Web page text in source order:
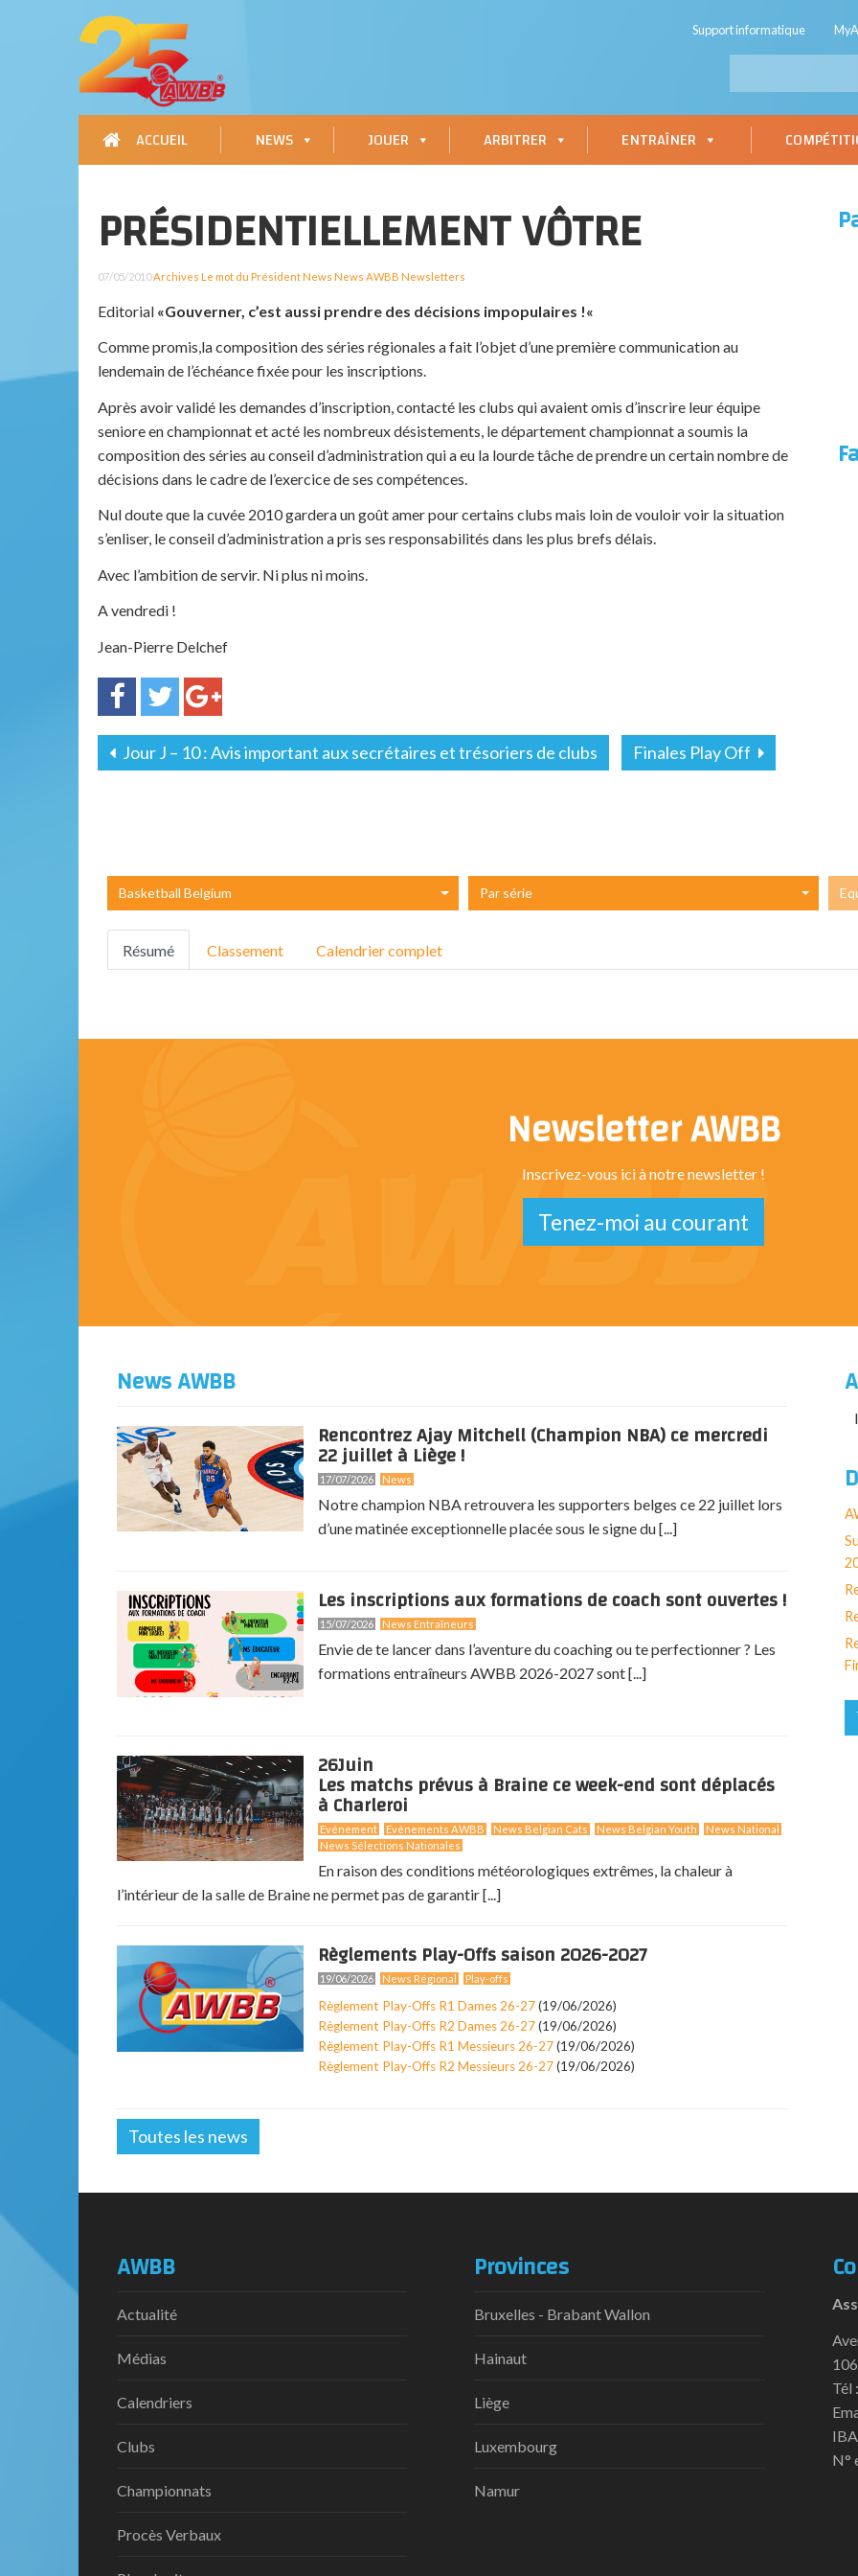
Support informatique
ACCUEIL NEWS JOUER ARBITRER ENTRAÎNER
PRÉSIDENTIELLEMENT VÔTRE
07/05/2010 Archives Le mot du PrésidentNews News AWBB Newsletters
Editorial «Gouverner, c’est aussi prendre des décisions impopulaires !«
Comme promis,la composition des séries régionales a fait l’objet d’une première communication au
lendemain de l’échéance fixée pour les inscriptions.
Après avoir validé les demandes d’inscription, contacté les clubs qui avaient omis d’inscrire leur équipe
seniore en championnat et acté les nombreux désistements, le département championnat a soumis la
composition des séries au conseil d’administration qui a eu la lourde tâche de prendre un certain nombre de
décisions dans le cadre de l’exercice de ses compétences.
Nul doute que la cuvée 2010 gardera un goût amer pour certains clubs mais loin de vouloir voir la situation
s’enliser, le conseil d’administration a pris ses responsabilités dans les plus brefs délais.
Avec l’ambition de servir. Ni plus ni moins.
A vendredi !
Jean-Pierre Delchef
Jour J – 10 : Avis important aux secrétaires et trésoriers de clubs Finales Play Off
Basketball Belgium Par série
Résumé Classement Calendrier complet
Newsletter AWBB
Inscrivez-vous ici à notre newsletter !
Tenez-moi au courant
News AWBB
Rencontrez Ajay Mitchell (Champion NBA) ce mercredi
22 juillet à Liège !
17/07/2026 News
Notre champion NBA retrouvera les supporters belges ce 22 juillet lors
d’une matinée exceptionnelle placée sous le signe du [...]
Les inscriptions aux formations de coach sont ouvertes !
15/07/2026 News Entraîneurs
Envie de te lancer dans l’aventure du coaching ou te perfectionner ? Les
formations entraîneurs AWBB 2026-2027 sont [...]
26Juin
Les matchs prévus à Braine ce week-end sont déplacés
à Charleroi
Evénement Evénements AWBB News Belgian Cats News Belgian Youth
News National
News Sélections Nationales
En raison des conditions météorologiques extrêmes, la chaleur à
l’intérieur de la salle de Braine ne permet pas de garantir [...]
Règlements Play-Offs saison 2026-2027
19/06/2026 News Régional Play-offs
Règlement Play-Offs R1 Dames 26-27(19/06/2026)
Règlement Play-Offs R2 Dames 26-27(19/06/2026)
Règlement Play-Offs R1 Messieurs 26-27(19/06/2026)
Règlement Play-Offs R2 Messieurs 26-27(19/06/2026)
Toutes les news
AWBB
Actualité
Médias
Calendriers
Clubs
Championnats
Procès Verbaux
Provinces
Bruxelles - Brabant Wallon
Hainaut
Liège
Luxembourg
Namur
Tél
N°